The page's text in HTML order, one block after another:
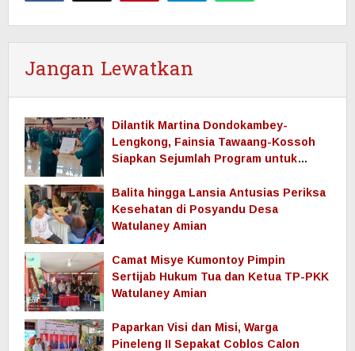
Jangan Lewatkan
Dilantik Martina Dondokambey-
Lengkong, Fainsia Tawaang-Kossoh
Siapkan Sejumlah Program untuk
Balita hingga Lansia Antusias Periksa
Kesehatan di Posyandu Desa
Watulaney Amian
Camat Misye Kumontoy Pimpin
Sertijab Hukum Tua dan Ketua TP-PKK
Watulaney Amian
Paparkan Visi dan Misi, Warga
Pineleng II Sepakat Coblos Calon